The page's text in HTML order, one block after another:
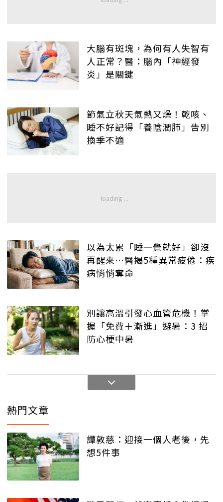
大腦有斑塊，為何有人失智有
人正常？醫：腦內「神經發
炎」是關鍵
節氣立秋天氣熱又燥！乾咳、
睡不好記得「養陰潤肺」告別
換季不適
以為太累「睡一覺就好」卻沒
再醒來…醫揭5種異常疲倦：疾
病悄悄奪命
別讓高溫引發心血管危機！掌
握「免費＋漸進」避暑：3 招
防心梗中暑
熱門文章
譚敦慈：迎接一個人老後，先
想5件事